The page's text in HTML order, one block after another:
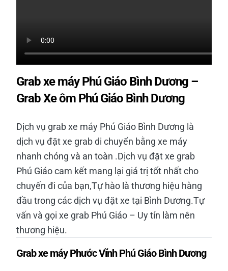
Grab xe máy Phú Giáo Bình Dương –
Grab Xe ôm Phú Giáo Bình Dương
Dịch vụ grab xe máy Phú Giáo Bình Dương là
dịch vụ đặt xe grab di chuyển bằng xe máy
nhanh chóng và an toàn .Dịch vụ đặt xe grab
Phú Giáo cam kết mang lại giá trị tốt nhất cho
chuyến đi của bạn,Tự hào là thương hiệu hàng
đầu trong các dịch vụ đặt xe tại Bình Dương.Tự
vấn và gọi xe grab Phú Giáo – Uy tín làm nên
thương hiệu.
Grab xe máy Phước Vĩnh Phú Giáo Bình Dương